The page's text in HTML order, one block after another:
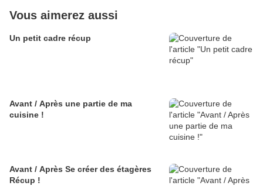
Vous aimerez aussi
Un petit cadre récup
Avant / Après une partie de ma
cuisine !
Avant / Après Se créer des étagères
Récup !